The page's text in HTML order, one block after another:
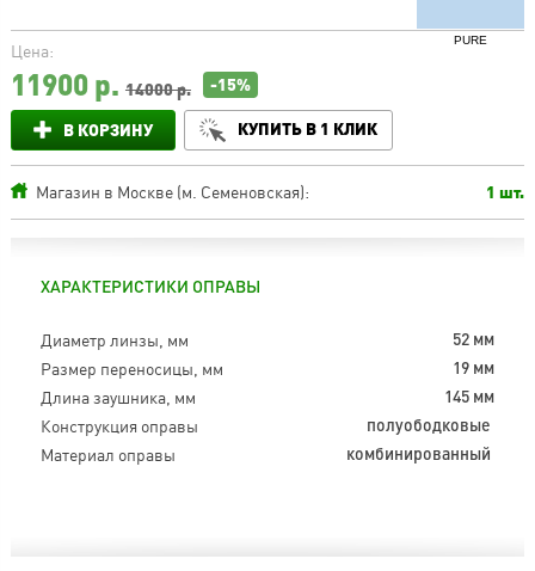
PURE
Цена:
11900р. 14000 р. -15%
В КОРЗИНУ КУПИТЬ В 1 КЛИК
Магазин в Москве (м. Семеновская): 1 шт.
ХАРАКТЕРИСТИКИ ОПРАВЫ
Диаметр линзы, мм 52 мм
Размер переносицы, мм 19 мм
Длина заушника, мм 145 мм
Конструкция оправы полуободковые
Материал оправы комбинированный